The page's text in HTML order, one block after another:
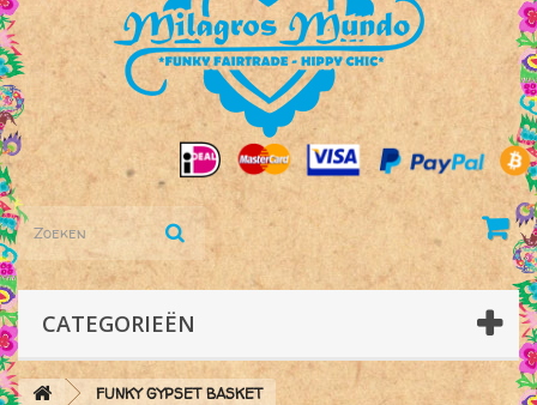
CATEGORIEËN
FUNKY GYPSET BASKET